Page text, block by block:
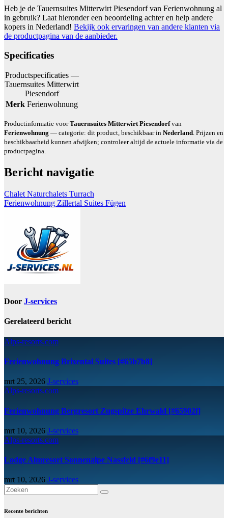
Heb je de Tauernsuites Mitterwirt Piesendorf van Ferienwohnung al
in gebruik? Laat hieronder een beoordeling achter en help andere
kopers in Nederland! Bekijk ook ervaringen van andere klanten via
de productpagina van de aanbieder.
Specificaties
Productspecificaties —
Tauernsuites Mitterwirt
Piesendorf
Merk Ferienwohnung
Productinformatie voorTauernsuites Mitterwirt Piesendorfvan
Ferienwohnung — categorie: dit product, beschikbaar in Nederland. Prijzen en
beschikbaarheid kunnen afwijken; controleer altijd de actuele informatie via de
productpagina.
Bericht navigatie
Chalet Naturchalets Turrach
Ferienwohnung Zillertal Suites Fügen
Door J-services
Gerelateerd bericht
Alps-resorts.com
Ferienwohnung Brixental Suites [#65b7b8]
mrt 25, 2026 J-services
Alps-resorts.com
Ferienwohnung Bergresort Zugspitze Ehrwald [#65902f]
mrt 10, 2026 J-services
Alps-resorts.com
Lodge Almresort Sonnenalpe Nassfeld [#6f9e11]
mrt 10, 2026 J-services
Recente berichten